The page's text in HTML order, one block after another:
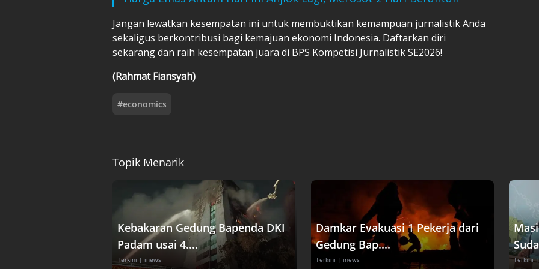
Jangan lewatkan kesempatan ini untuk membuktikan kemampuan jurnalistik Anda
sekaligus berkontribusi bagi kemajuan ekonomi Indonesia. Daftarkan diri
sekarang dan raih kesempatan juara di BPS Kompetisi Jurnalistik SE2026!
(Rahmat Fiansyah)
#economics
Topik Menarik
Kebakaran Gedung Bapenda DKI
Padam usai 4....
Terkini | inews
Damkar Evakuasi 1 Pekerja dari
Gedung Bap....
Terkini | inews
Terkini